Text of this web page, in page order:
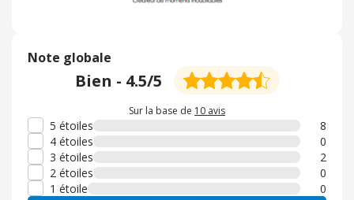
Note globale
Bien - 4.5/5
Sur la base de 10 avis
5 étoiles
8
4 étoiles
0
3 étoiles
2
2 étoiles
0
1 étoile
0